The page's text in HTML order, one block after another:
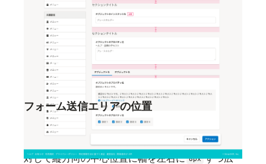
照してください。
上に戻るリンクのレイアウト
共通設定の操作権限項目（SmartHR共通設
定）
フォーム送信エリアの位置
フォーム送信エリアは、右側のコンテンツエリアに
対して縦方向の中心位置に幅を左右に 8px ずつ広